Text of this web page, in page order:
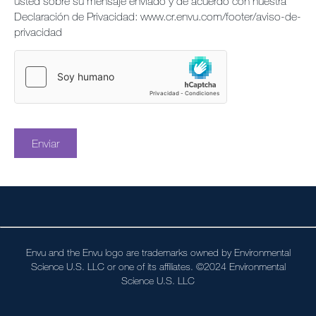
Declaración de Privacidad: www.cr.envu.com/footer/aviso-de-
privacidad
Envu and the Envu logo are trademarks owned by Environmental
Science U.S. LLC or one of its affiliates. ©2024 Environmental
Science U.S. LLC